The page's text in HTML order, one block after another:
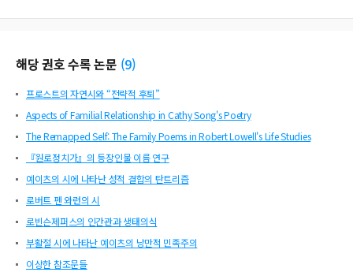
해당 권호 수록 논문 (9)
프로스트의 자연시와 “전략적 후퇴”
Aspects of Familial Relationship in Cathy Song's Poetry
The Remapped Self: The Family Poems in Robert Lowell's Life Studies
『원로정치가』의 등장인물 이름 연구
예이츠의 시에 나타난 성적 결합의 탄트리즘
로버트 펜 와런의 시
로빈슨제퍼스의 인간관과 생태의식
부활절 시에 나타난 예이츠의 낭만적 민족주의
이상한 참조문들